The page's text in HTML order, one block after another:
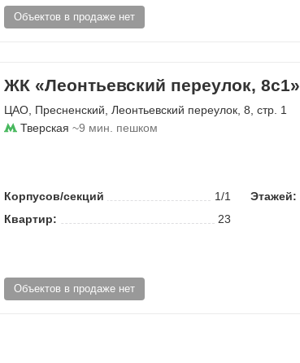
Объектов в продаже нет
ЖК «Леонтьевский переулок, 8с1»
ЦАО, Пресненский, Леонтьевский переулок, 8, стр. 1
Тверская ~9 мин. пешком
Корпусов/секций 1/1 Этажей:
Квартир:
23
Объектов в продаже нет